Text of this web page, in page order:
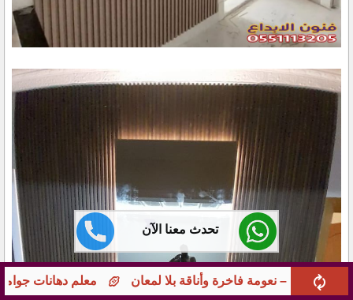
تحدث معنا الآن
معلم دهانات جوامع ومؤسسات بجدة – تشطيبات راقية 0551113205 بخبرة طويلة